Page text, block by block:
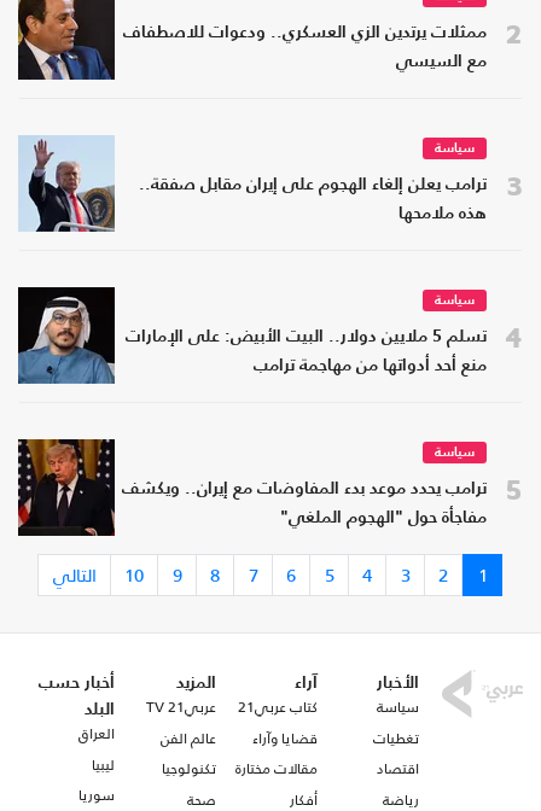
2
ممثلات يرتدين الزي العسكري.. ودعوات للاصطفاف
مع السيسي
3
سياسة
ترامب يعلن إلغاء الهجوم على إيران مقابل صفقة..
هذه ملامحها
4
سياسة
تسلم 5 ملايين دولار.. البيت الأبيض: على الإمارات
منع أحد أدواتها من مهاجمة ترامب
5
سياسة
ترامب يحدد موعد بدء المفاوضات مع إيران.. ويكشف
مفاجأة حول "الهجوم الملغي"
1
2
3
4
5
6
7
8
9
10 التالي
الأخبار
سياسة
تغطيات
اقتصاد
رياضة
آراء
كتاب عربي21
قضايا وآراء
مقالات مختارة
أفكار
المزيد
عربي21 TV
عالم الفن
تكنولوجيا
صحة
أخبار حسب
البلد
العراق
ليبيا
سوريا